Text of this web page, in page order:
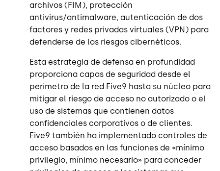
archivos (FIM), protección
antivirus/antimalware, autenticación de dos
factores y redes privadas virtuales (VPN) para
defenderse de los riesgos cibernéticos.
Esta estrategia de defensa en profundidad
proporciona capas de seguridad desde el
perímetro de la red Five9 hasta su núcleo para
mitigar el riesgo de acceso no autorizado o el
uso de sistemas que contienen datos
confidenciales corporativos o de clientes.
Five9 también ha implementado controles de
acceso basados en las funciones de «mínimo
privilegio, mínimo necesario» para conceder